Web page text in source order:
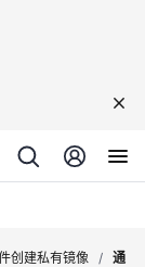
创建私有镜像 / 通